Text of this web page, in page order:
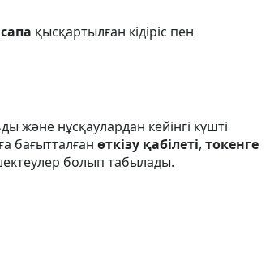
қысқартылған кідіріс пен
және нұсқаулардан кейінгі күшті
бағытталған өткізу қабілеті, токенге
болып табылады.